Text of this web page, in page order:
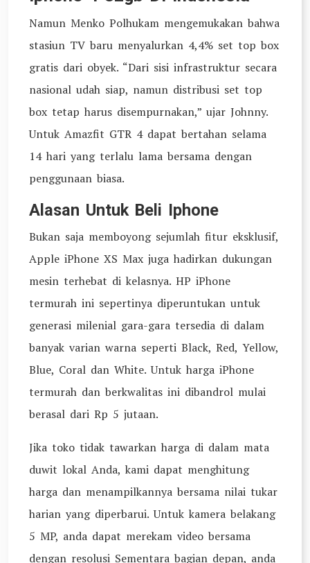
Namun Menko Polhukam mengemukakan bahwa
stasiun TV baru menyalurkan 4,4% set top box
gratis dari obyek. “Dari sisi infrastruktur secara
nasional udah siap, namun distribusi set top
box tetap harus disempurnakan,” ujar Johnny.
Untuk Amazfit GTR 4 dapat bertahan selama
14 hari yang terlalu lama bersama dengan
penggunaan biasa.
Alasan Untuk Beli Iphone
Bukan saja memboyong sejumlah fitur eksklusif,
Apple iPhone XS Max juga hadirkan dukungan
mesin terhebat di kelasnya. HP iPhone
termurah ini sepertinya diperuntukan untuk
generasi milenial gara-gara tersedia di dalam
banyak varian warna seperti Black, Red, Yellow,
Blue, Coral dan White. Untuk harga iPhone
termurah dan berkwalitas ini dibandrol mulai
berasal dari Rp 5 jutaan.
Jika toko tidak tawarkan harga di dalam mata
duwit lokal Anda, kami dapat menghitung
harga dan menampilkannya bersama nilai tukar
harian yang diperbarui. Untuk kamera belakang
5 MP, anda dapat merekam video bersama
dengan resolusi Sementara bagian depan, anda